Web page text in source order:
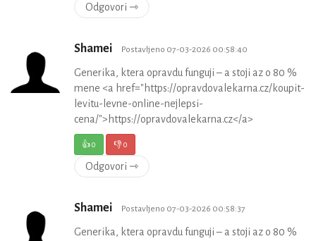
Odgovori ⇾
Shamei Postavljeno 07-03-2026 00:58:40
Generika, ktera opravdu funguji – a stoji az o 80 %
mene <a href="https://opravdovalekarna.cz/koupit-
levitu-levne-online-nejlepsi-
cena/">https://opravdovalekarna.cz</a>
👍0 👎0
Odgovori ⇾
Shamei Postavljeno 07-03-2026 00:58:37
Generika, ktera opravdu funguji – a stoji az o 80 %